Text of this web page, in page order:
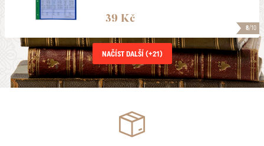
8/10
39 Kč
NAČÍST DALŠÍ (+21)